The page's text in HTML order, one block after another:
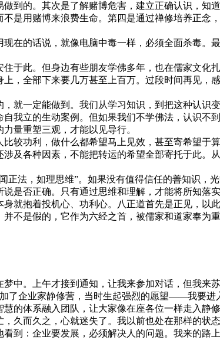
的。其次是了解赌博危害，建立正确认识，知
是用赌博来浪费生命。第四是通过禅修培养正
在的话说，就像电脑中毒一样，必须全面杀毒。
于此。但身边有些朋友学佛多年，也在儒家文
，全部下来要几万甚至上百万。过段时间再见，
就一定能做到。我们从学习知识，到把这种认识
我立的生动案例。但如果我们不学佛法，认识
量重塑三观，才能以见导行。
功利，做什么都希望马上见效，甚至寄希望于
及各种因素，不能把转运的希望全部寄托于此。
法，如理思维”。如果没有值得信任的善知识，
是否正确。只有通过思维和理解，才能将所知落
就抱着投机心、功利心。八正道首先是正见，
不是假的，它作为六经之首，被儒家和道家奉为
中。上午才接到通知，让我来参加对话，但我
了企业家静修营，当时生起强烈的愿望——我要
的体系融入团队，让大家像在座各位一样走入静修
而久之，心就迷失了。我以前也处在那样的状
到：企业要发展，必须解决人的问题。我来的路